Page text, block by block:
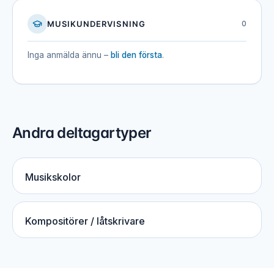
MUSIKUNDERVISNING 0
Inga anmälda ännu – bli den första.
Andra deltagartyper
Musikskolor
Kompositörer / låtskrivare